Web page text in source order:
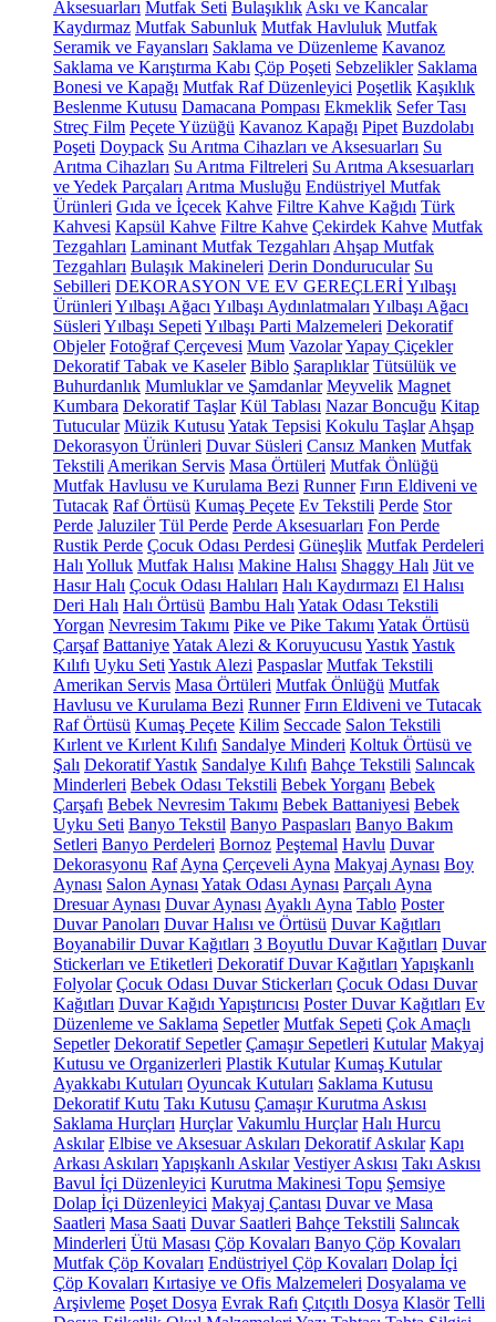
Aksesuarları Mutfak Seti Bulaşıklık Askı ve Kancalar
Kaydırmaz Mutfak Sabunluk Mutfak Havluluk Mutfak
Seramik ve Fayansları Saklama ve Düzenleme Kavanoz
Saklama ve Karıştırma Kabı Çöp Poşeti Sebzelikler Saklama
Bonesi ve Kapağı Mutfak Raf Düzenleyici Poşetlik Kaşıklık
Beslenme Kutusu Damacana Pompası Ekmeklik Sefer Tası
Streç Film Peçete Yüzüğü Kavanoz Kapağı Pipet Buzdolabı
Poşeti Doypack Su Arıtma Cihazları ve Aksesuarları Su
Arıtma Cihazları Su Arıtma Filtreleri Su Arıtma Aksesuarları
ve Yedek Parçaları Arıtma Musluğu Endüstriyel Mutfak
Ürünleri Gıda ve İçecek Kahve Filtre Kahve Kağıdı Türk
Kahvesi Kapsül Kahve Filtre Kahve Çekirdek Kahve Mutfak
Tezgahları Laminant Mutfak Tezgahları Ahşap Mutfak
Tezgahları Bulaşık Makineleri Derin Dondurucular Su
Sebilleri DEKORASYON VE EV GEREÇLERİYılbaşı
Ürünleri Yılbaşı Ağacı Yılbaşı Aydınlatmaları Yılbaşı Ağacı
Süsleri Yılbaşı Sepeti Yılbaşı Parti Malzemeleri Dekoratif
Objeler Fotoğraf Çerçevesi Mum VazolarYapay Çiçekler
Dekoratif Tabak ve Kaseler Biblo Şaraplıklar Tütsülük ve
Buhurdanlık Mumluklar ve Şamdanlar Meyvelik Magnet
Kumbara Dekoratif Taşlar Kül Tablası Nazar Boncuğu Kitap
Tutucular Müzik Kutusu Yatak Tepsisi Kokulu Taşlar Ahşap
Dekorasyon Ürünleri Duvar Süsleri Cansız Manken Mutfak
Tekstili Amerikan Servis Masa Örtüleri Mutfak Önlüğü
Mutfak Havlusu ve Kurulama Bezi Runner Fırın Eldiveni ve
Tutacak Raf Örtüsü Kumaş Peçete Ev Tekstili Perde Stor
Perde Jaluziler Tül Perde Perde Aksesuarları Fon Perde
Rustik Perde Çocuk Odası Perdesi Güneşlik Mutfak Perdeleri
Halı Yolluk Mutfak Halısı Makine Halısı Shaggy Halı Jüt ve
Hasır Halı Çocuk Odası Halıları Halı Kaydırmazı El Halısı
Deri Halı Halı Örtüsü Bambu Halı Yatak Odası Tekstili
Yorgan Nevresim Takımı Pike ve Pike Takımı Yatak Örtüsü
Çarşaf BattaniyeYatak Alezi & Koruyucusu YastıkYastık
Kılıfı Uyku Seti Yastık Alezi Paspaslar Mutfak Tekstili
Amerikan Servis Masa Örtüleri Mutfak Önlüğü Mutfak
Havlusu ve Kurulama Bezi Runner Fırın Eldiveni ve Tutacak
Raf Örtüsü Kumaş Peçete Kilim Seccade Salon Tekstili
Kırlent ve Kırlent Kılıfı Sandalye Minderi Koltuk Örtüsü ve
Şalı Dekoratif Yastık Sandalye Kılıfı Bahçe Tekstili Salıncak
Minderleri Bebek Odası Tekstili Bebek Yorganı Bebek
Çarşafı Bebek Nevresim Takımı Bebek Battaniyesi Bebek
Uyku Seti Banyo Tekstil Banyo Paspasları Banyo Bakım
Setleri Banyo Perdeleri Bornoz Peştemal Havlu Duvar
Dekorasyonu Raf Ayna Çerçeveli Ayna Makyaj Aynası Boy
Aynası Salon Aynası Yatak Odası Aynası Parçalı Ayna
Dresuar Aynası Duvar Aynası Ayaklı Ayna Tablo Poster
Duvar Panoları Duvar Halısı ve Örtüsü Duvar Kağıtları
Boyanabilir Duvar Kağıtları 3 Boyutlu Duvar Kağıtları Duvar
Stickerları ve Etiketleri Dekoratif Duvar Kağıtları Yapışkanlı
Folyolar Çocuk Odası Duvar Stickerları Çocuk Odası Duvar
Kağıtları Duvar Kağıdı Yapıştırıcısı Poster Duvar Kağıtları Ev
Düzenleme ve Saklama Sepetler Mutfak Sepeti Çok Amaçlı
Sepetler Dekoratif Sepetler Çamaşır Sepetleri Kutular Makyaj
Kutusu ve Organizerleri Plastik Kutular Kumaş Kutular
Ayakkabı Kutuları Oyuncak Kutuları Saklama Kutusu
Dekoratif Kutu Takı Kutusu Çamaşır Kurutma Askısı
Saklama Hurçları Hurçlar Vakumlu Hurçlar Halı Hurcu
Askılar Elbise ve Aksesuar Askıları Dekoratif Askılar Kapı
Arkası Askıları Yapışkanlı Askılar Vestiyer Askısı Takı Askısı
Bavul İçi Düzenleyici Kurutma Makinesi Topu Şemsiye
Dolap İçi Düzenleyici Makyaj Çantası Duvar ve Masa
Saatleri Masa Saati Duvar Saatleri Bahçe Tekstili Salıncak
Minderleri Ütü Masası Çöp Kovaları Banyo Çöp Kovaları
Mutfak Çöp Kovaları Endüstriyel Çöp Kovaları Dolap İçi
Çöp Kovaları Kırtasiye ve Ofis Malzemeleri Dosyalama ve
Arşivleme Poşet Dosya Evrak Rafı Çıtçıtlı Dosya Klasör Telli